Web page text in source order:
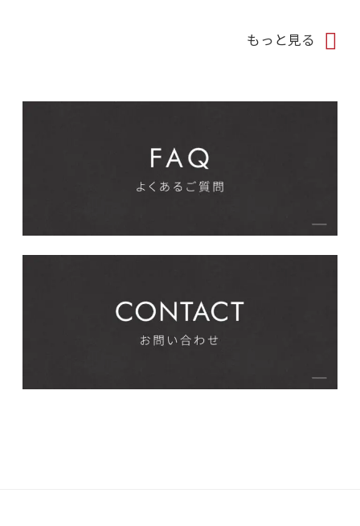
もっと見る